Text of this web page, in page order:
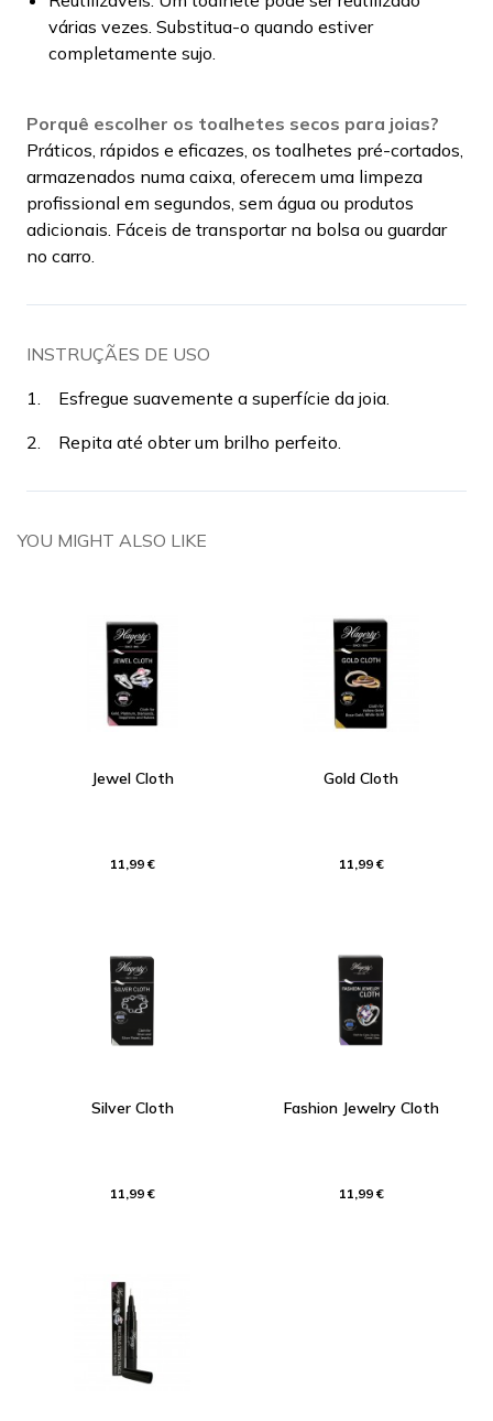
várias vezes. Substitua-o quando estiver
completamente sujo.
Porquê escolher os toalhetes secos para joias?
Práticos, rápidos e eficazes, os toalhetes pré-cortados,
armazenados numa caixa, oferecem uma limpeza
profissional em segundos, sem água ou produtos
adicionais. Fáceis de transportar na bolsa ou guardar
no carro.
INSTRUÇÃES DE USO
1. Esfregue suavemente a superfície da joia.
2. Repita até obter um brilho perfeito.
YOU MIGHT ALSO LIKE
Jewel Cloth
11,99 €
Gold Cloth
11,99 €
Silver Cloth
11,99 €
Fashion Jewelry Cloth
11,99 €